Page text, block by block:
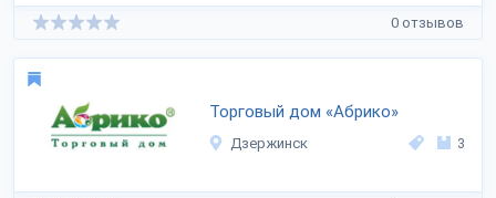
0 отзывов
Торговый дом «Абрико»
Дзержинск 3